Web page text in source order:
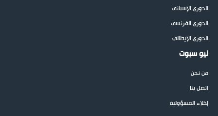
الدوري الإسباني
الدوري الفرنسي
الدوري الإيطالي
نيو سبوت
من نحن
اتصل بنا
إخلاء المسؤولية